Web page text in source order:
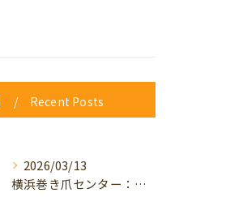
Recent Posts
2026/03/13
横浜巻き爪センター：専門家が答える「巻き爪・陥入爪」Q&A